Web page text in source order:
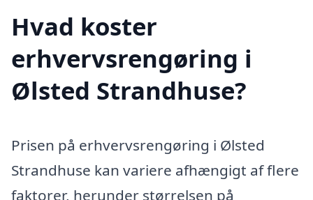
Hvad koster
erhvervsrengøring i
Ølsted Strandhuse?
Prisen på erhvervsrengøring i Ølsted
Strandhuse kan variere afhængigt af flere
faktorer, herunder størrelsen på